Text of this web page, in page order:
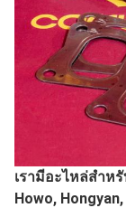
เรามีอะไหล่สำห
Howo, Hongyan,